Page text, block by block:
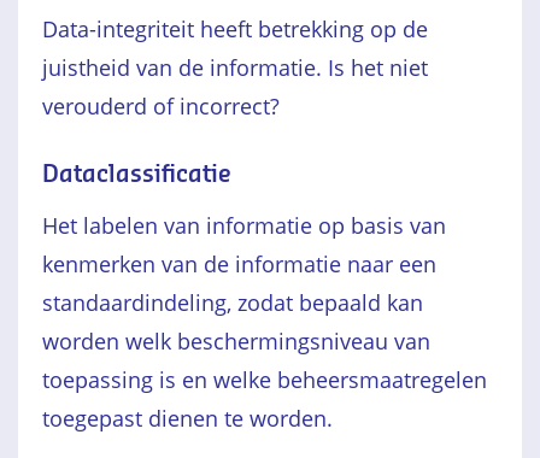
Data-integriteit heeft betrekking op de
juistheid van de informatie. Is het niet
verouderd of incorrect?
Dataclassificatie
Het labelen van informatie op basis van
kenmerken van de informatie naar een
standaardindeling, zodat bepaald kan
worden welk beschermingsniveau van
toepassing is en welke beheersmaatregelen
toegepast dienen te worden.